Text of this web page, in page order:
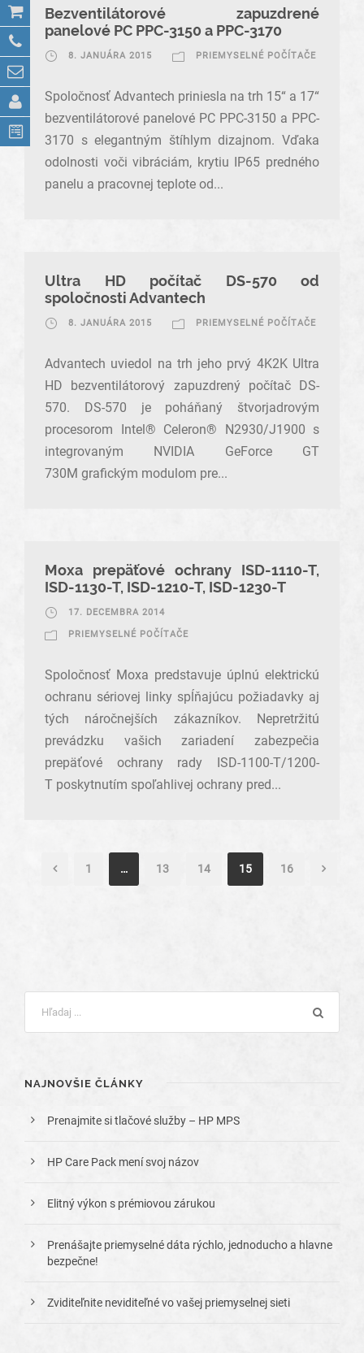
Bezventilátorové zapuzdrené
panelové PC PPC-3150 a PPC-3170
8. JANUÁRA 2015 PRIEMYSELNÉ POČÍTAČE
Spoločnosť Advantech priniesla na trh 15“ a 17“
bezventilátorové panelové PC PPC-3150 a PPC-
3170 s elegantným štíhlym dizajnom. Vďaka
odolnosti voči vibráciám, krytiu IP65 predného
panelu a pracovnej teplote od...
Ultra HD počítač DS-570 od
spoločnosti Advantech
8. JANUÁRA 2015 PRIEMYSELNÉ POČÍTAČE
Advantech uviedol na trh jeho prvý 4K2K Ultra
HD bezventilátorový zapuzdrený počítač DS-
570. DS-570 je poháňaný štvorjadrovým
procesorom Intel® Celeron® N2930/J1900 s
integrovaným NVIDIA GeForce GT
730M grafickým modulom pre...
Moxa prepäťové ochrany ISD-1110-T,
ISD-1130-T, ISD-1210-T, ISD-1230-T
17. DECEMBRA 2014
PRIEMYSELNÉ POČÍTAČE
Spoločnosť Moxa predstavuje úplnú elektrickú
ochranu sériovej linky spĺňajúcu požiadavky aj
tých náročnejších zákazníkov. Nepretržitú
prevádzku vašich zariadení zabezpečia
prepäťové ochrany rady ISD-1100-T/1200-
T poskytnutím spoľahlivej ochrany pred...
1 … 13 14 15 16
NAJNOVŠIE ČLÁNKY
Prenajmite si tlačové služby – HP MPS
HP Care Pack mení svoj názov
Elitný výkon s prémiovou zárukou
Prenášajte priemyselné dáta rýchlo, jednoducho a hlavne
bezpečne!
Zviditeľnite neviditeľné vo vašej priemyselnej sieti